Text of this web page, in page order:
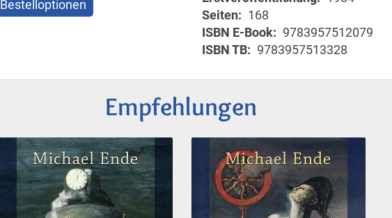
Bestelloptionen
Seiten
168
ISBN E-Book
9783957512079
ISBN TB
9783957513328
Empfehlungen